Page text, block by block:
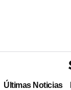
Últimas Noticias